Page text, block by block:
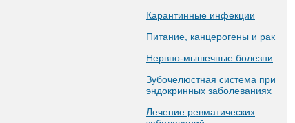
Карантинные инфекции
Питание, канцерогены и рак
Нервно-мышечные болезни
Зубочелюстная система при
эндокринных заболеваниях
Лечение ревматических